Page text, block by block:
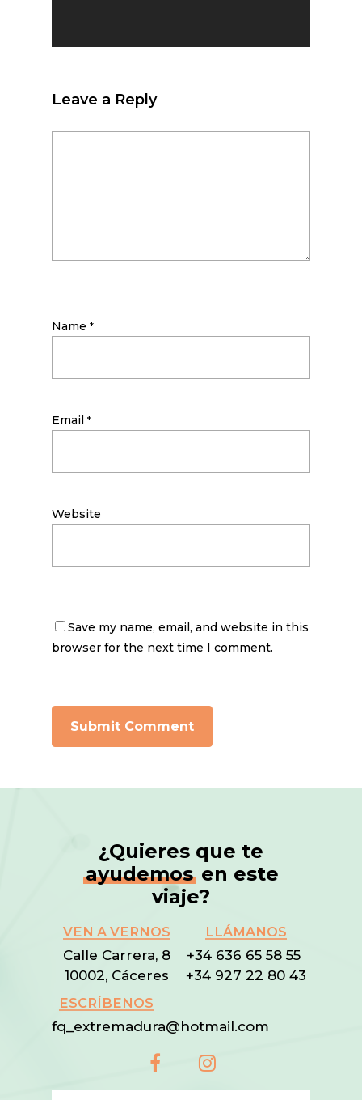
Leave a Reply
Name *
Email *
Website
Save my name, email, and website in this
browser for the next time I comment.
¿Quieres que te
ayudemos en este
viaje?
VEN A VERNOS
Calle Carrera, 8
10002, Cáceres
LLÁMANOS
+34 636 65 58 55
+34 927 22 80 43
ESCRÍBENOS
fq_extremadura@hotmail.com